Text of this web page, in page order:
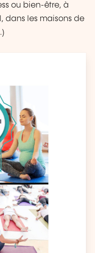
ou bien-être, à
dans les maisons de